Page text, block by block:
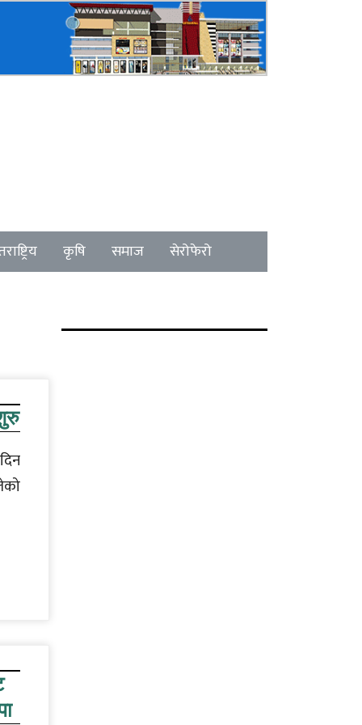
कृषि समाज सेरोफेरो